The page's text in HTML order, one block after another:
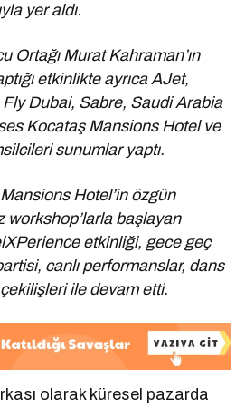
yer aldı.
Ortağı Murat Kahraman’ın
etkinlikte ayrıca AJet,
Dubai, Sabre, Saudi Arabia
Kocataş Mansions Hotel ve
sunumlar yaptı.
Hotel’in özgün
workshop’larla başlayan
etkinliği, gece geç
canlı performanslar, dans
ile devam etti.
olarak küresel pazarda